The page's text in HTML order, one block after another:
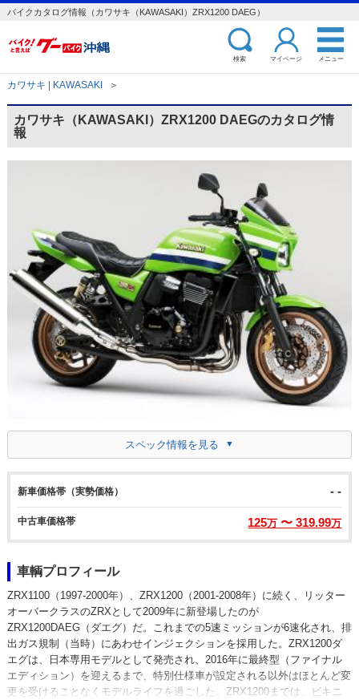
バイクカタログ情報（カワサキ（KAWASAKI）ZRX1200 DAEG）
検索 マイページ メニュー
カワサキ | KAWASAKI ＞
カワサキ（KAWASAKI）ZRX1200 DAEGのカタログ情
報
スペック情報を見る
新車価格帯（実勢価格） - -
中古車価格帯 125万 〜 319.99万
車輌プロフィール
ZRX1100（1997-2000年）、ZRX1200（2001-2008年）に続く、リッター
オーバークラスのZRXとして2009年に新登場したのが
ZRX1200DAEG（ダエグ）だ。これまでの5速ミッションが6速化され、排
出ガス規制（当時）にあわせインジェクションを採用した。ZRX1200ダ
エグは、日本専用モデルとして発売され、2016年に最終型（ファイナル
エディション）を迎えるまで、特別仕様車が設定される以外はほとんど変
更を受けることなくモデルライフを過ごした。ZRX1200までは、ビキニ